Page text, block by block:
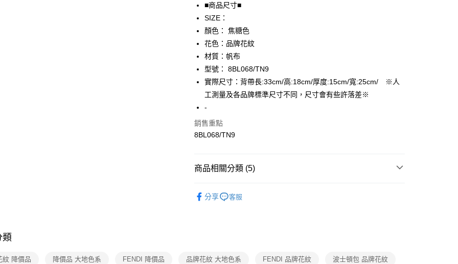
AFTEE先享後付
相關說明
【關於「AFTEE先享後付」】
AFTEE先享後付是「在收到商品之後才付款」的支付方式。 讓您購物簡單
便利好安心！
１．簡單：不需註冊會員、不需綁卡、不需儲值。
２．便利：只要手機號碼，簡訊認證，即可結帳。
【「AFTEE先享後付」結帳流程】
２．訂單成立數日內，您將收到繳費通知簡訊。
／ATM／網路銀行／等多元方式進行付款，方視為交易完成。
先享後付繳納相關費用。
付客戶支援中心」
https://aftee.tw/terms/#terms3
運送方式
全家取貨付款
免運費
7-11取貨付款
付款後7-11取貨
宅配
■商品尺寸■
SIZE：
顏色： 焦糖色
花色：品牌花紋
材質：帆布
型號： 8BL068/TN9
實際尺寸：背帶長:33cm/高:18cm/厚度:15cm/寬:25cm/ ※人
工測量及各品牌標準尺寸不同，尺寸會有些許落差※
-
銷售重點
8BL068/TN9
商品相關分類 (5)
買手推薦｜入門輕奢包款
分享 客服
類
紋 降價品 降價品 大地色系 FENDI 降價品 品牌花紋 大地色系 FENDI 品牌花紋 波士頓包 品牌花紋